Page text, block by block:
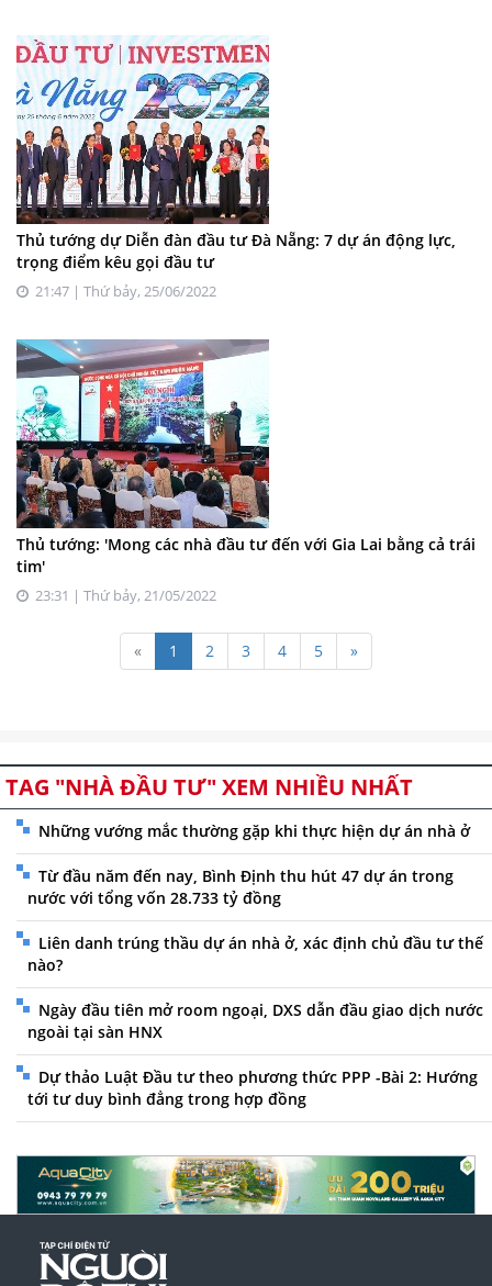
Thủ tướng dự Diễn đàn đầu tư Đà Nẵng: 7 dự án động lực,
trọng điểm kêu gọi đầu tư
21:47 | Thứ bảy, 25/06/2022
Thủ tướng: 'Mong các nhà đầu tư đến với Gia Lai bằng cả trái
tim'
23:31 | Thứ bảy, 21/05/2022
« 1 2 3 4 5 »
TAG "NHÀ ĐẦU TƯ" XEM NHIỀU NHẤT
Những vướng mắc thường gặp khi thực hiện dự án nhà ở
Từ đầu năm đến nay, Bình Định thu hút 47 dự án trong
nước với tổng vốn 28.733 tỷ đồng
Liên danh trúng thầu dự án nhà ở, xác định chủ đầu tư thế
nào?
Ngày đầu tiên mở room ngoại, DXS dẫn đầu giao dịch nước
ngoài tại sàn HNX
Dự thảo Luật Đầu tư theo phương thức PPP -Bài 2: Hướng
tới tư duy bình đẳng trong hợp đồng